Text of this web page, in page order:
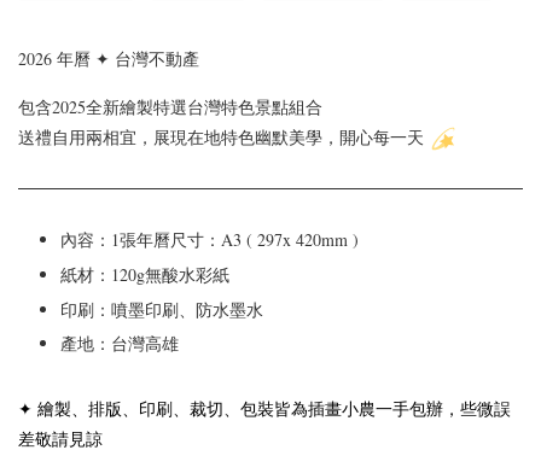
2026 年曆 ✦ 台灣不動產
包含2025全新繪製特選台灣特色景點組合
送禮自用兩相宜，展現在地特色幽默美學 ， 開心每一天
內容：1張年曆尺寸：A3 ( 297x 420mm )
紙材：120g無酸水彩紙
印刷：噴墨印刷、防水墨水
產地：台灣高雄
✦ 繪製、排版、印刷、裁切、包裝皆為插畫小農一手包辦，些微誤
差敬請見諒